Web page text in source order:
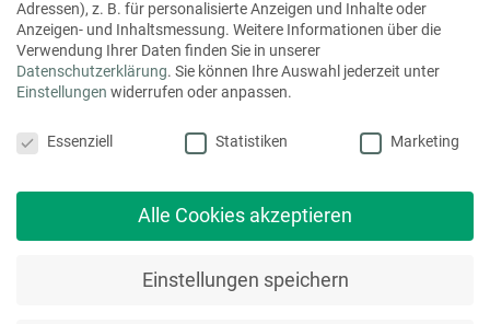
Renaissance der Prospekte
Auch wenn die Zahl gedruckter Exemplare in allen Bereichen
zeigten auch die Erfahrungen mancher Discounter, die sich
um nun festzustellen, dass die Umsatzzahlen im
Einzelhandel parallel gesunken seien. Mancher Discounter
wolle daher zurück zum Papier-Prospekt, sagt
Geschäftsführer Ulf Stornebel.
Adressen), z. B. für personalisierte Anzeigen und Inhalte oder
Anzeigen- und Inhaltsmessung. Weitere Informationen über die
Verwendung Ihrer Daten finden Sie in unserer
Datenschutzerklärung. Sie können Ihre Auswahl jederzeit unter
Einstellungen widerrufen oder anpassen.
Essenziell
Statistiken Marketing
Alle Cookies akzeptieren
Einstellungen speichern